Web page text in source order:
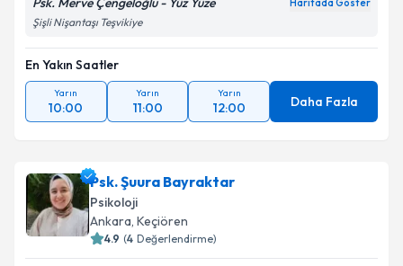
Haritada Göster
Şişli Nişantaşı Teşvikiye
En Yakın Saatler
Yarın
10:00
Yarın
11:00
Yarın
12:00 Daha Fazla
Psk. Şuura Bayraktar
Psikoloji
Ankara, Keçiören
4.9 (4 Değerlendirme)